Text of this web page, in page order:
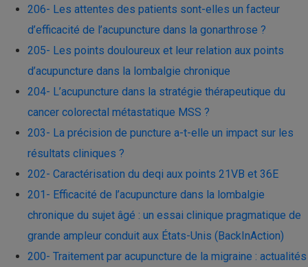
206- Les attentes des patients sont-elles un facteur
d’efficacité de l’acupuncture dans la gonarthrose ?
205- Les points douloureux et leur relation aux points
d’acupuncture dans la lombalgie chronique
204- L’acupuncture dans la stratégie thérapeutique du
cancer colorectal métastatique MSS ?
203- La précision de puncture a-t-elle un impact sur les
résultats cliniques ?
202- Caractérisation du deqi aux points 21VB et 36E
201- Efficacité de l’acupuncture dans la lombalgie
chronique du sujet âgé : un essai clinique pragmatique de
grande ampleur conduit aux États-Unis (BackInAction)
200- Traitement par acupuncture de la migraine : actualités